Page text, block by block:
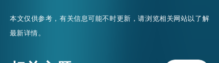
本文仅供参考，有关信息可能不时更新，请浏览相关网站以了解
最新详情。